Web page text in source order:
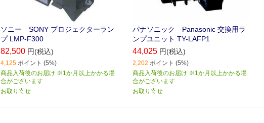
ソニー SONY プロジェクターラン
プ LMP-F300
82,500 円(税込)
4,125 ポイント (5%)
商品入荷後のお届け ※1か月以上かかる場
合がございます
お取り寄せ
パナソニック Panasonic 交換用ラ
ンプユニット TY-LAFP1
44,025 円(税込)
2,202 ポイント (5%)
商品入荷後のお届け ※1か月以上かかる場
合がございます
お取り寄せ